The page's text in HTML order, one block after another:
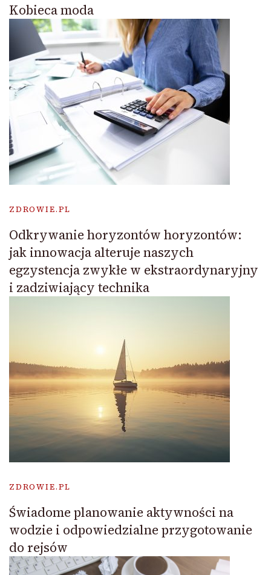
Kobieca moda
ZDROWIE.PL
Odkrywanie horyzontów horyzontów:
jak innowacja alteruje naszych
egzystencja zwykłe w ekstraordynaryjny
i zadziwiający technika
ZDROWIE.PL
Świadome planowanie aktywności na
wodzie i odpowiedzialne przygotowanie
do rejsów